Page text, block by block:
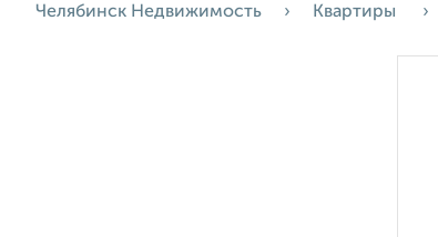
Челябинск Недвижимость Квартиры